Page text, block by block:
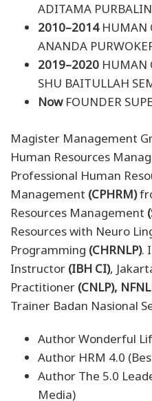
ADITAMA
2010–2014 HUMAN
ANANDA
2019–2020 HUMAN
SHU BAITULLAH
Now FOUNDER
Magister Management
Human Resources
Professional Human
Management (CPHRM)
Resources Management
Resources with Neuro
Programming (CHRNLP).
Instructor (IBH CI),
Practitioner (CNLP),
Trainer Badan Nasional
AuthorWonderful
Author HRM 4.0
Author The 5.0
Media)